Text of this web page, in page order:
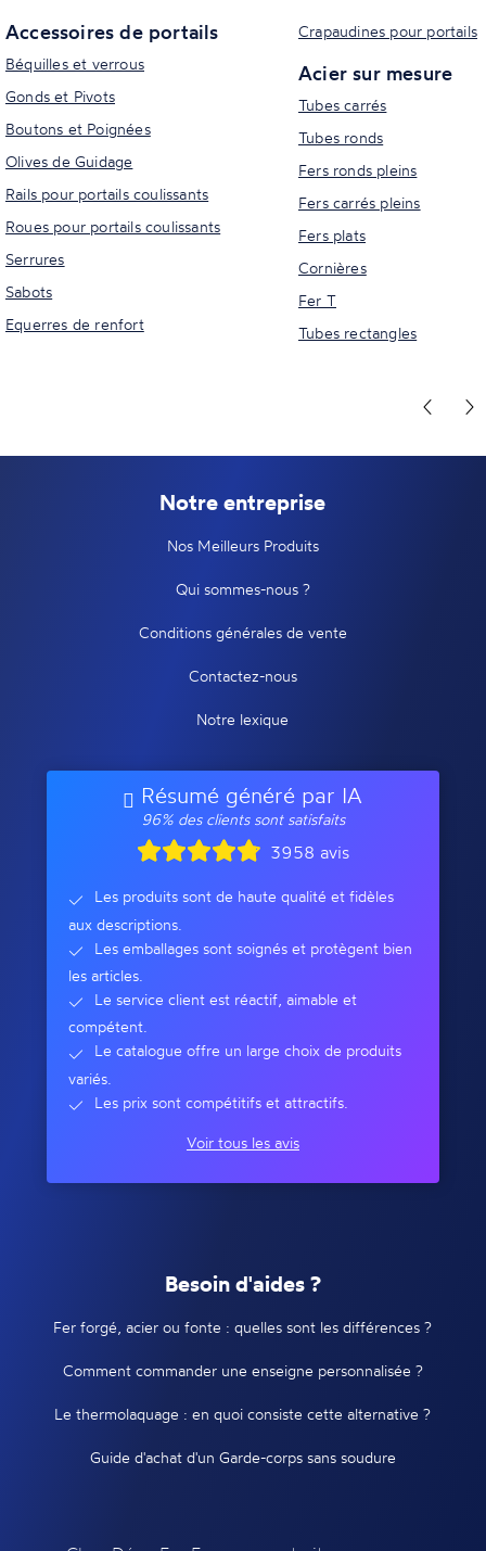
Accessoires de portails
Béquilles et verrous
Gonds et Pivots
Boutons et Poignées
Olives de Guidage
Rails pour portails coulissants
Roues pour portails coulissants
Serrures
Sabots
Equerres de renfort
Crapaudines pour portails
Acier sur mesure
Tubes carrés
Tubes ronds
Fers ronds pleins
Fers carrés pleins
Fers plats
Cornières
Fer T
Tubes rectangles
Notre entreprise
Nos Meilleurs Produits
Qui sommes-nous ?
Conditions générales de vente
Contactez-nous
Notre lexique
Résumé généré par IA
96% des clients sont satisfaits
3958 avis
Les produits sont de haute qualité et fidèles
aux descriptions.
Les emballages sont soignés et protègent bien
les articles.
Le service client est réactif, aimable et
compétent.
Le catalogue offre un large choix de produits
variés.
Les prix sont compétitifs et attractifs.
Voir tous les avis
Besoin d'aides ?
Fer forgé, acier ou fonte : quelles sont les différences ?
Comment commander une enseigne personnalisée ?
Le thermolaquage : en quoi consiste cette alternative ?
Guide d'achat d'un Garde-corps sans soudure